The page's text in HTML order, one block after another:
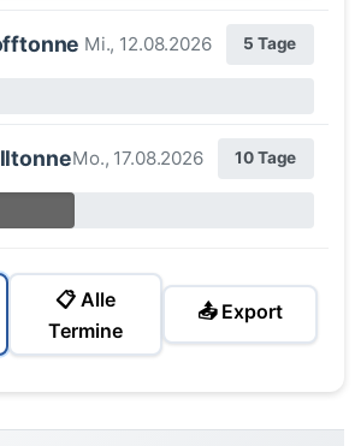
Mi., 12.08.2026 5 Tage
Mo., 17.08.2026 10 Tage
📋 Alle
Termine
📤 Export